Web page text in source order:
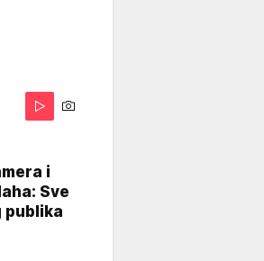
i
Sve
publika